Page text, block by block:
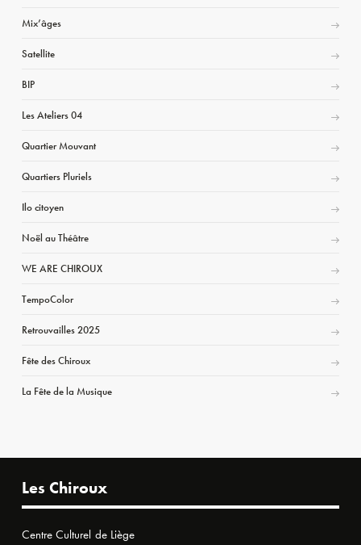
Mix’âges
Satellite
BIP
Les Ateliers 04
Quartier Mouvant
Quartiers Pluriels
Ilo citoyen
Noël au Théâtre
WE ARE CHIROUX
TempoColor
Retrouvailles 2025
Fête des Chiroux
La Fête de la Musique
Les Chiroux
Centre Culturel de Liège